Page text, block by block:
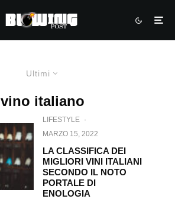
Ultimi
vino italiano
LIFESTYLE ·
MARZO 15, 2022
LA CLASSIFICA DEI
MIGLIORI VINI ITALIANI
SECONDO IL NOTO
PORTALE DI
ENOLOGIA